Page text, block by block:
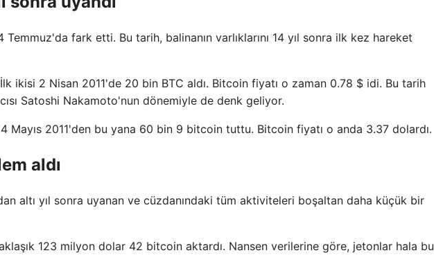
fark etti. Bu tarih, balinanın varlıklarını 14 yıl sonra ilk kez hareket
İlk ikisi 2 Nisan 2011'de 20 bin BTC aldı. Bitcoin fiyatı o zaman 0.78 $ idi. Bu tarih
Satoshi Nakamoto'nun dönemiyle de denk geliyor.
Mayıs 2011'den bu yana 60 bin 9 bitcoin tuttu. Bitcoin fiyatı o anda 3.37 dolardı.
aldı
altı yıl sonra uyanan ve cüzdanındaki tüm aktiviteleri boşaltan daha küçük bir
123 milyon dolar 42 bitcoin aktardı. Nansen verilerine göre, jetonlar hala bu